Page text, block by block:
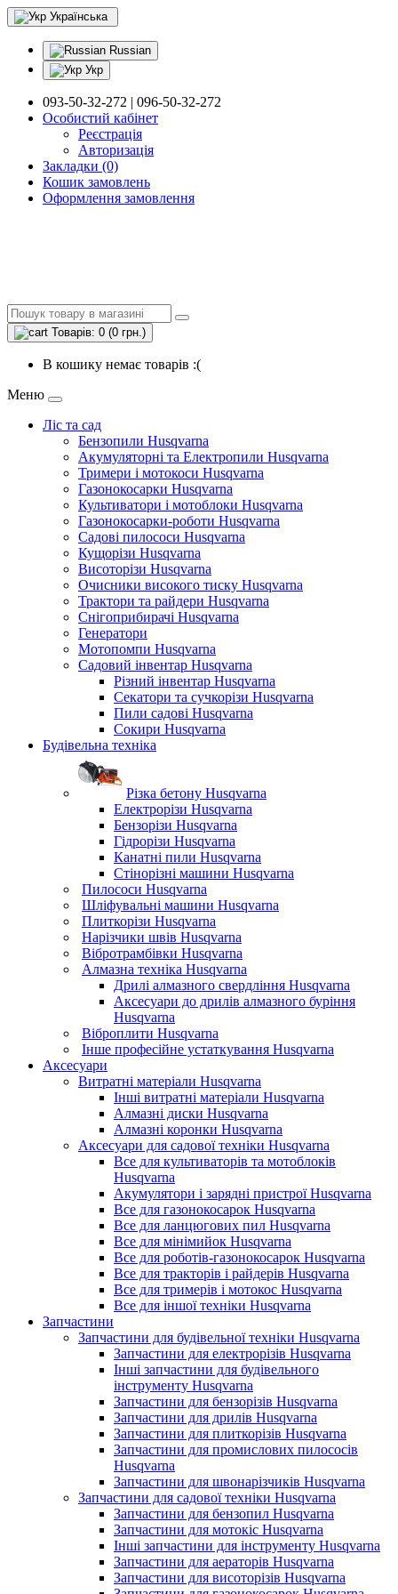
Українська
Russian
Укр
093-50-32-272 | 096-50-32-272
Особистий кабінет
Реєстрація
Авторизація
Закладки (0)
Кошик замовлень
Оформлення замовлення
Товарів: 0 (0 грн.)
В кошику немає товарів :(
Меню
Ліс та сад
Бензопили Husqvarna
Акумуляторні та Електропили Husqvarna
Тримери і мотокоси Husqvarna
Газонокосарки Husqvarna
Культиватори і мотоблоки Husqvarna
Газонокосарки-роботи Husqvarna
Садові пилососи Husqvarna
Кущорізи Husqvarna
Висоторізи Husqvarna
Очисники високого тиску Husqvarna
Трактори та райдери Husqvarna
Снігоприбирачі Husqvarna
Генератори
Мотопомпи Husqvarna
Садовий інвентар Husqvarna
Різний інвентар Husqvarna
Секатори та сучкорізи Husqvarna
Пили садові Husqvarna
Сокири Husqvarna
Будівельна техніка
Різка бетону Husqvarna
Електрорізи Husqvarna
Бензорізи Husqvarna
Гідрорізи Husqvarna
Канатні пили Husqvarna
Стінорізні машини Husqvarna
Пилососи Husqvarna
Шліфувальні машини Husqvarna
Плиткорізи Husqvarna
Нарізчики швів Husqvarna
Вібротрамбівки Husqvarna
Алмазна техніка Husqvarna
Дрилі алмазного свердління Husqvarna
Аксесуари до дрилів алмазного буріння
Husqvarna
Віброплити Husqvarna
Інше професійне устаткування Husqvarna
Аксесуари
Витратні матеріали Husqvarna
Інші витратні матеріали Husqvarna
Алмазні диски Husqvarna
Алмазні коронки Husqvarna
Аксесуари для садової техніки Husqvarna
Все для культиваторів та мотоблоків
Husqvarna
Акумулятори і зарядні пристрої Husqvarna
Все для газонокосарок Husqvarna
Все для ланцюгових пил Husqvarna
Все для мінімийок Husqvarna
Все для роботів-газонокосарок Husqvarna
Все для тракторів і райдерів Husqvarna
Все для тримерів і мотокос Husqvarna
Все для іншої техніки Husqvarna
Запчастини
Запчастини для будівельної техніки Husqvarna
Запчастини для електрорізів Husqvarna
Інші запчастини для будівельного
інструменту Husqvarna
Запчастини для бензорізів Husqvarna
Запчастини для дрилів Husqvarna
Запчастини для плиткорізів Husqvarna
Запчастини для промислових пилососів
Husqvarna
Запчастини для швонарізчиків Husqvarna
Запчастини для садової техніки Husqvarna
Запчастини для бензопил Husqvarna
Запчастини для мотокіс Husqvarna
Інші запчастини для інструменту Husqvarna
Запчастини для аераторів Husqvarna
Запчастини для висоторізів Husqvarna